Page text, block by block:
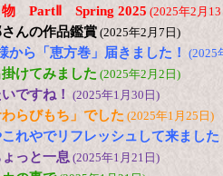
物 PartⅡ Spring 2025 (2025年2月
んの作品鑑賞 (2025年2月7日)
ら「恵方巻」届きました！ (2025
けてみました (2025年2月2日)
ですね！ (2025年1月30日)
らびもち」でした (2025年1月25日)
れやでリフレッシュして来ました
っと一息 (2025年1月21日)